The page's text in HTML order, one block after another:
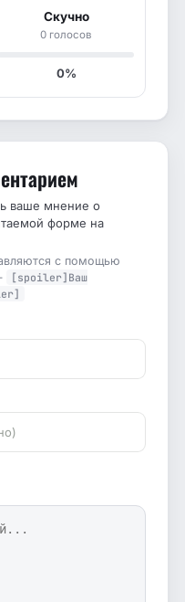
Скучно
0 голосов
0%
ваше мнение о
форме на
с помощью
[spoiler]Ваш